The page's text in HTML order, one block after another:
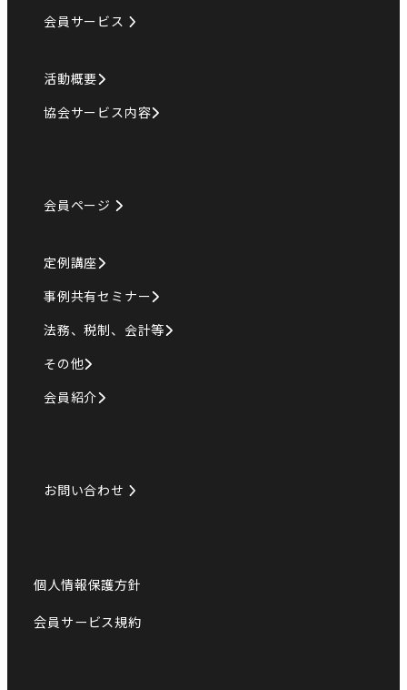
会員サービス
活動概要
協会サービス内容
会員ページ
定例講座
事例共有セミナー
法務、税制、会計等
その他
会員紹介
お問い合わせ
個人情報保護方針
会員サービス規約